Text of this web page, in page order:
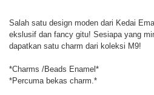
Salah satu design moden dari Kedai
ekslusif dan fancy gitu! Sesiapa yang
dapatkan satu charm dari koleksi M9!
*Charms /Beads Enamel*
*Percuma bekas charm.*